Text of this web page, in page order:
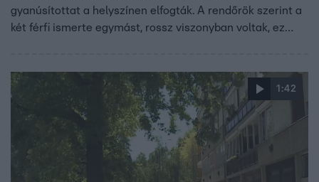
gyanúsítottat a helyszínen elfogták. A rendőrök szerint a
két férfi ismerte egymást, rossz viszonyban voltak, ez
1:42